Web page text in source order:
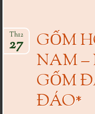
GỐM
NAM –
GỐM
ĐÁO*
Th12
27